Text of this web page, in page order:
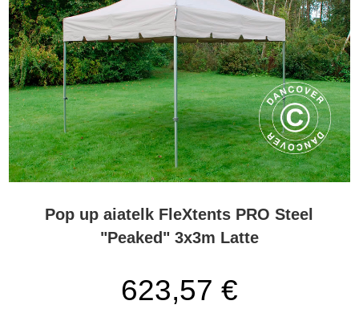
Pop up aiatelk FleXtents PRO Steel
"Peaked" 3x3m Latte
623,57 €